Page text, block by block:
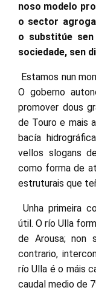
noso modelo
o sector
o substitúe
sociedade, sen
Estamos nun
O goberno
promover dous
de Touro e mais
bacía
vellos slogans
como forma de
estruturais que
Unha primeira
útil. O río Ulla
de Arousa; non
contrario,
río Ulla é o máis
caudal medio de